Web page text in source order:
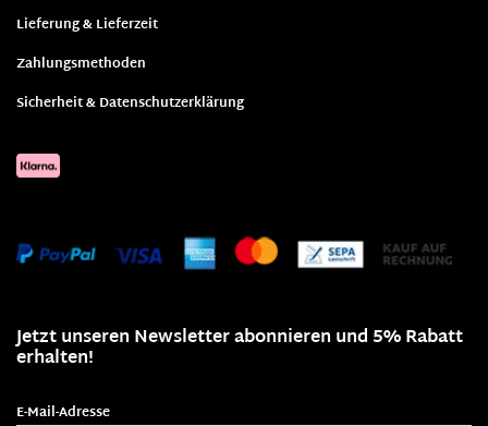
Lieferung & Lieferzeit
Zahlungsmethoden
Sicherheit & Datenschutzerklärung
Jetzt unseren Newsletter abonnieren und 5% Rabatt
erhalten!
E-Mail-Adresse